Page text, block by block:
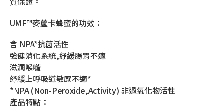
UMF™麥蘆卡蜂蜜的功效：
含 NPA*抗菌活性
強健消化系統,紓緩腸胃不適
滋潤喉嚨
紓緩上呼吸道敏感不適*
*NPA (Non-Peroxide,Activity) 非過氧化物活性
產品特點：